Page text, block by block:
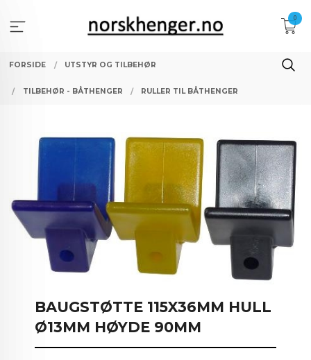
innholdet
0
FORSIDE UTSTYR OG TILBEHØR
TILBEHØR - BÅTHENGER RULLER TIL BÅTHENGER
BAUGSTØTTE 115X36MM HULL
Ø13MM HØYDE 90MM